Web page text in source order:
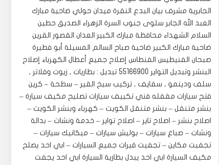
الجابرية مشرف بيان البدع النقرة ميدان حولي ضاحية مبارك
العبد الله الجابر سلوى جنوب السرة الزهراء الصديق حطين
السلام الشهداء محافظة مبارك الكبير العدان القصور القرين
ضاحية مبارك الكبير ضاحية صباح السالم المسيلة أبو فطيرة
صبحان الفنيطيس الفنطاس إصلاح جميع أعطال الكهرباء إصلاح
البنشر وتبديل التواير 55166900 تبديل : بطاريات , زيوت وفلاتر ,
سلف ودينمو , سفايف , تركيب سيخ القير – سطحة – كرين
فتح سيارات مقفله فني تكييف سيارات تصليح مكيف سيارة –
بنشر متنقل – بنشر متنقل الكويت – كهرباء وبنشر الكويت –
اصلاح بنشر – اصلاح تاير – اصلاح تواير – خدمة ونشات – بدالة
ونشات – صباغ سيارات – بوليش سيارات – ميكانيك سيارات –
تجفيت مكاين – تجفيت قيرات جميع السيارات – ابي احد يصلح
مكيف السيارة ابي احد يبدل بطارية السيارة ابي احد يجفت